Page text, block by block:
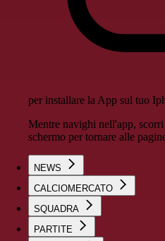
per installare la App sul tuo
Mentre navighi nell'app,
schermo per tornare alle
NEWS
CALCIOMERCATO
SQUADRA
PARTITE